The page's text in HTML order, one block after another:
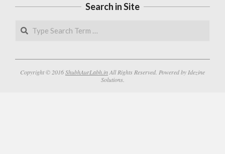
Search in Site
Search
Copyright © 2016ShubhAurLabh.in All Rights Reserved. Powered by Idezine
Solutions.